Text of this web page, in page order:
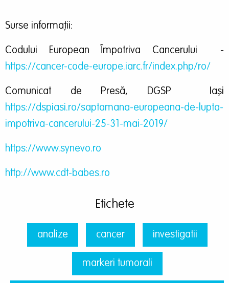
Surse informații:
Codului European Împotriva Cancerului -
https://cancer-code-europe.iarc.fr/index.php/ro/
Comunicat de Presă, DGSP Iași
https://dspiasi.ro/saptamana-europeana-de-lupta-
impotriva-cancerului-25-31-mai-2019/
https://www.synevo.ro
http://www.cdt-babes.ro
Etichete
analize cancer investigatii
markeri tumorali